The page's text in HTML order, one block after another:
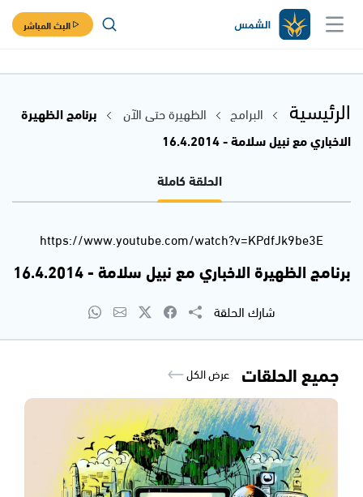
البث المباشر
الرئيسية البرامج الظهيرة حتى الآن
برنامج الظهيرة
الاخباري مع نبيل سلامة - 16.4.2014
الحلقة كاملة
https://www.youtube.com/watch?v=KPdfJk9be3E
برنامج الظهيرة الاخباري مع نبيل سلامة - 16.4.2014
شارك الحلقة
جميع الحلقات عرض الكل